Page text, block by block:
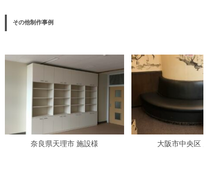
その他制作事例
奈良県天理市 施設様 大阪市中央区 店